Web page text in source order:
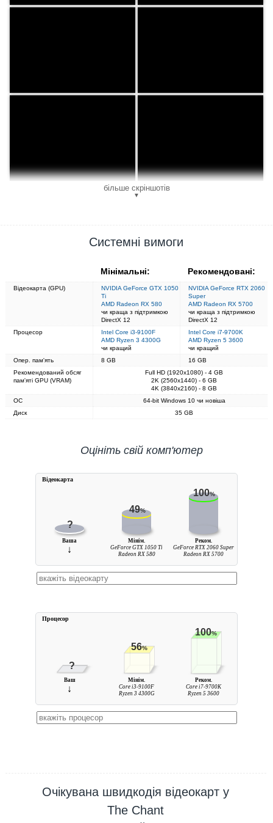
більше скріншотів
▼
Системні вимоги
Мінімальні: Рекомендовані:
Відеокарта (GPU)
NVIDIA GeForce GTX 1050
Ti
AMD Radeon RX 580
чи краща з підтримкою
DirectX 12
NVIDIA GeForce RTX 2060
Super
AMD Radeon RX 5700
чи краща з підтримкою
DirectX 12
Процесор
Intel Core i3-9100F
AMD Ryzen 3 4300G
чи кращий
Intel Core i7-9700K
AMD Ryzen 5 3600
чи кращий
Опер. пам'ять
8 GB
16 GB
Рекомендований обсяг
пам'яті GPU (VRAM)
Full HD (1920x1080) - 4 GB
2K (2560x1440) - 6 GB
4K (3840x2160) - 8 GB
ОС
64-bit Windows 10 чи новіша
Диск
35 GB
Оцініть свій комп'ютер
?
49%
100%
Ваша
↓
Мінім.
GeForce GTX 1050 Ti
Radeon RX 580
Реком.
GeForce RTX 2060 Super
Radeon RX 5700
Вiдеокарта
?
56%
100%
Ваш
↓
Мінім.
Core i3-9100F
Ryzen 3 4300G
Реком.
Core i7-9700K
Ryzen 5 3600
Процесор
Очікувана швидкодія відеокарт у
The Chant